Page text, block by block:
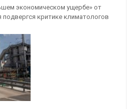
экономическом ущербе» от
подвергся критике климатологов